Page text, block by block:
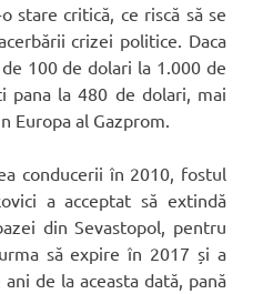
stare critică, ce riscă să se
crizei politice. Daca
100 de dolari la 1.000 de
pana la 480 de dolari, mai
Europa al Gazprom.
conducerii în 2010, fostul
a acceptat să extindă
din Sevastopol, pentru
să expire în 2017 și a
de la aceasta dată, pană